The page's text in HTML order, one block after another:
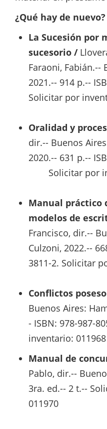
¿Qué hay de nuevo?
La Sucesión por
sucesorio /
Faraoni, Fabián.--
2021.-- 914 p.--
Solicitar por
Oralidad y
dir.-- Buenos
2020.-- 631 p.--
Solicitar por
Manual práctico
modelos de
Francisco, dir.--
Culzoni, 2022.--
3811-2. Solicitar
Conflictos
Buenos Aires:
- ISBN: 978-987-
inventario: 011968
Manual de
Pablo, dir.--
3ra. ed.-- 2 t.--
011970